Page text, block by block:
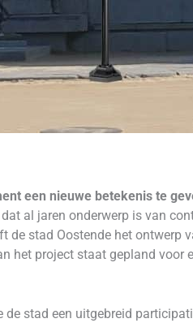
een nieuwe betekenis te
al jaren onderwerp is van
stad Oostende het ontwerp
het project staat gepland voor
stad een uitgebreid